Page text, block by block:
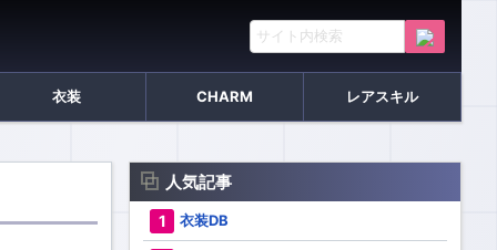
衣装 CHARM レアスキル
人気記事
衣装DB